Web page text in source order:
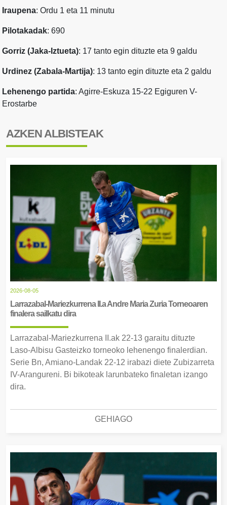
Iraupena: Ordu 1 eta 11 minutu
Pilotakadak: 690
Gorriz (Jaka-Iztueta): 17 tanto egin dituzte eta 9 galdu
Urdinez (Zabala-Martija): 13 tanto egin dituzte eta 2 galdu
Lehenengo partida: Agirre-Eskuza 15-22 Egiguren V-
Erostarbe
AZKEN ALBISTEAK
2026-08-05
Larrazabal-Mariezkurrena II.a Andre Maria Zuria Torneoaren
finalera sailkatu dira
Larrazabal-Mariezkurrena II.ak 22-13 garaitu dituzte
Laso-Albisu Gasteizko torneoko lehenengo finalerdian.
Serie Bn, Amiano-Landak 22-12 irabazi diete Zubizarreta
IV-Arangureni. Bi bikoteak larunbateko finaletan izango
dira.
GEHIAGO